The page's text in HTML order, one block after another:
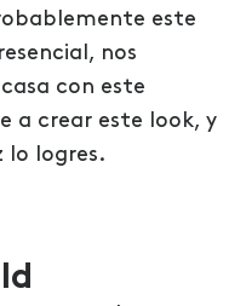
este
nos
con este
a crear este look, y
lo logres.